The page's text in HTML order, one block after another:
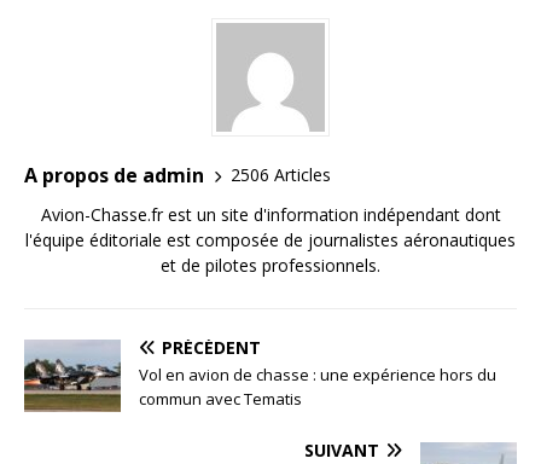
A propos de admin
2506 Articles
Avion-Chasse.fr est un site d'information indépendant dont
l'équipe éditoriale est composée de journalistes aéronautiques
et de pilotes professionnels.
PRÉCÉDENT
Vol en avion de chasse : une expérience hors du
commun avec Tematis
SUIVANT